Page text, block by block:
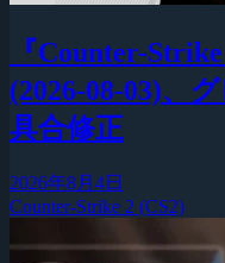
『Counter-
(2026-08-03)、
具合修正
2026年8月4日
Counter-Strike 2 (CS2)